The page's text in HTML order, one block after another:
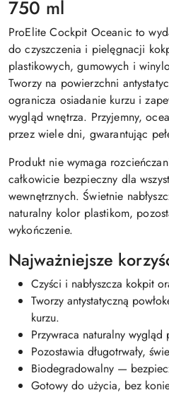
750 ml
ProElite Cockpit Oceanic to
do czyszczenia i pielęgnacji
plastikowych, gumowych i
Tworzy na powierzchni
ogranicza osiadanie kurzu i
wygląd wnętrza. Przyjemny,
przez wiele dni, gwarantując
Produkt nie wymaga
całkowicie bezpieczny dla
wewnętrznych. Świetnie
naturalny kolor plastikom,
wykończenie.
Najważniejsze
Czyści i nabłyszcza kokpit
Tworzy antystatyczną
kurzu.
Przywraca naturalny
Pozostawia długotrwały,
Biodegradowalny —
Gotowy do użycia, bez